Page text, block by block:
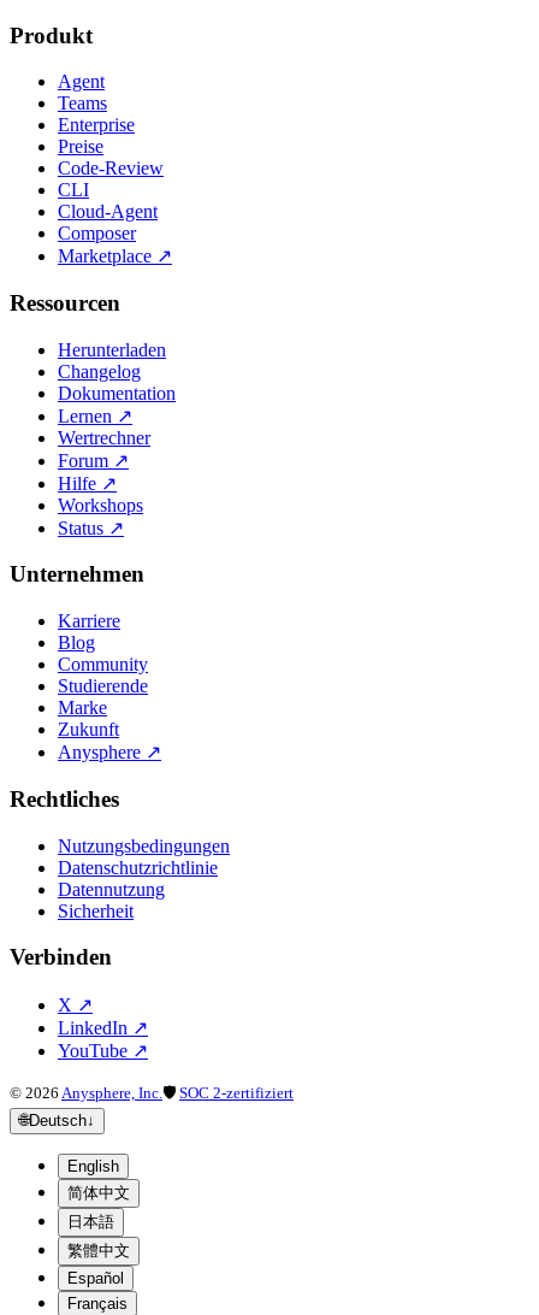
Produkt
Agent
Teams
Enterprise
Preise
Code-Review
CLI
Cloud-Agent
Composer
Marketplace ↗
Ressourcen
Herunterladen
Changelog
Dokumentation
Lernen ↗
Wertrechner
Forum ↗
Hilfe ↗
Workshops
Status ↗
Unternehmen
Karriere
Blog
Community
Studierende
Marke
Zukunft
Anysphere ↗
Rechtliches
Nutzungsbedingungen
Datenschutzrichtlinie
Datennutzung
Sicherheit
Verbinden
X ↗
LinkedIn ↗
YouTube ↗
© 2026 Anysphere, Inc. 🛡 SOC 2-zertifiziert
🌐Deutsch↓
English
简体中文
日本語
繁體中文
Español
Français